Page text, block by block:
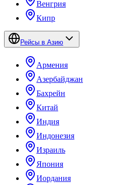
Венгрия
Кипр
Рейсы в Азию
Армения
Азербайджан
Бахрейн
Китай
Индия
Индонезия
Израиль
Япония
Иордания